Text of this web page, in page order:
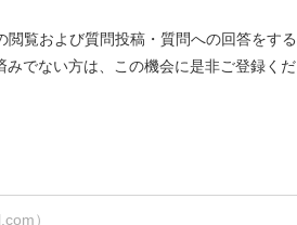
覧および質問投稿・質問への回答をする
みでない方は、この機会に是非ご登録くだ